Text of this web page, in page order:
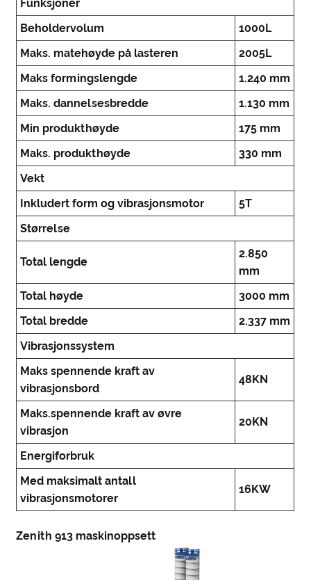
Funksjoner
Beholdervolum
1000L
Maks. matehøyde på lasteren
2005L
Maks formingslengde
1.240 mm
Maks. dannelsesbredde
1.130 mm
Min produkthøyde
175 mm
Maks. produkthøyde
330 mm
Vekt
Inkludert form og vibrasjonsmotor
5T
Størrelse
Total lengde
2.850
mm
Total høyde
3000 mm
Total bredde
2.337 mm
Vibrasjonssystem
Maks spennende kraft av
vibrasjonsbord
48KN
Maks.spennende kraft av øvre
vibrasjon
20KN
Energiforbruk
Med maksimalt antall
vibrasjonsmotorer
16KW
Zenith 913 maskinoppsett